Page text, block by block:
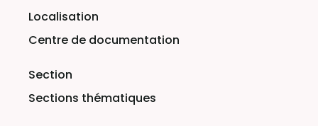
Centre de documentation
Sections thématiques